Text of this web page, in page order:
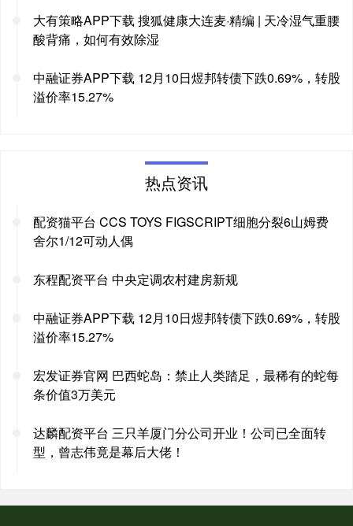
大有策略APP下载 搜狐健康大连麦·精编 | 天冷湿气重腰
酸背痛，如何有效除湿
中融证券APP下载 12月10日煜邦转债下跌0.69%，转股
溢价率15.27%
热点资讯
配资猫平台 CCS TOYS FIGSCRIPT细胞分裂6山姆费
舍尔1/12可动人偶
东程配资平台 中央定调农村建房新规
中融证券APP下载 12月10日煜邦转债下跌0.69%，转股
溢价率15.27%
宏发证券官网 巴西蛇岛：禁止人类踏足，最稀有的蛇每
条价值3万美元
达麟配资平台 三只羊厦门分公司开业！公司已全面转
型，曾志伟竟是幕后大佬！